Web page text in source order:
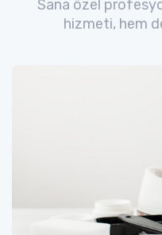
Sana özel
hizmeti, hem